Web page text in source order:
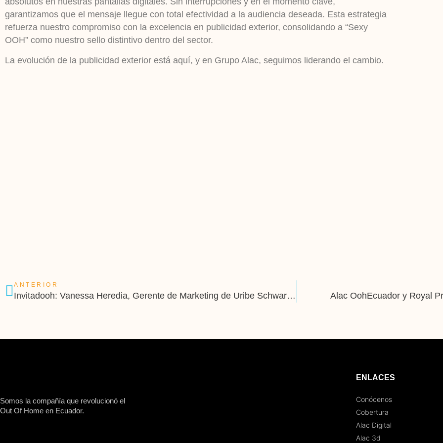
garantizamos que el mensaje llegue con total efectividad a la audiencia deseada. Esta estrategia
refuerza nuestro compromiso con la excelencia en publicidad exterior, consolidando a “Sexy
OOH” como nuestro sello distintivo dentro del sector.
La evolución de la publicidad exterior está aquí, y en Grupo Alac, seguimos liderando el cambio.
ANTERIOR
Invitadooh: Vanessa Heredia, Gerente de Marketing de Uribe Schwarzkopf Alac OohEcuador y Royal
Somos la compañía que revolucionó el
Out Of Home en Ecuador.
ENLACES
Conócenos
Cobertura
Alac Digital
Alac 3d